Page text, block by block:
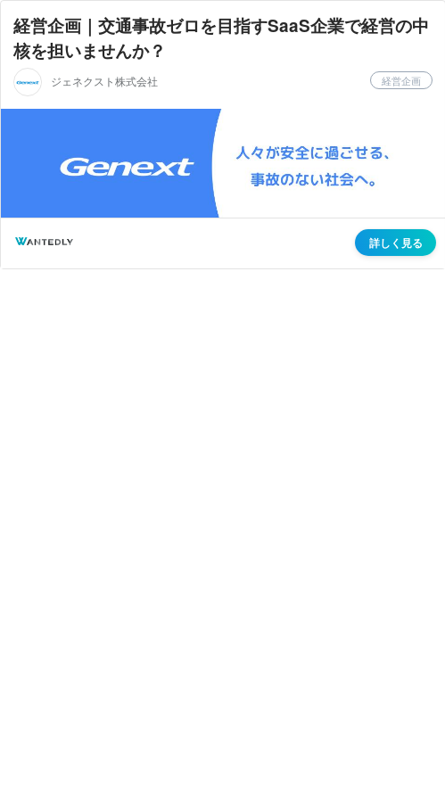
経営企画｜交通事故ゼロを目指すSaaS企業で経営の中
核を担いませんか？
ジェネクスト株式会社 経営企画
詳しく見る